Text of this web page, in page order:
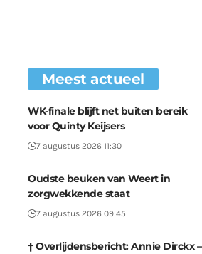
Meest actueel
WK-finale blijft net buiten bereik
voor Quinty Keijsers
7 augustus 2026 11:30
Oudste beuken van Weert in
zorgwekkende staat
7 augustus 2026 09:45
† Overlijdensbericht: Annie Dirckx –